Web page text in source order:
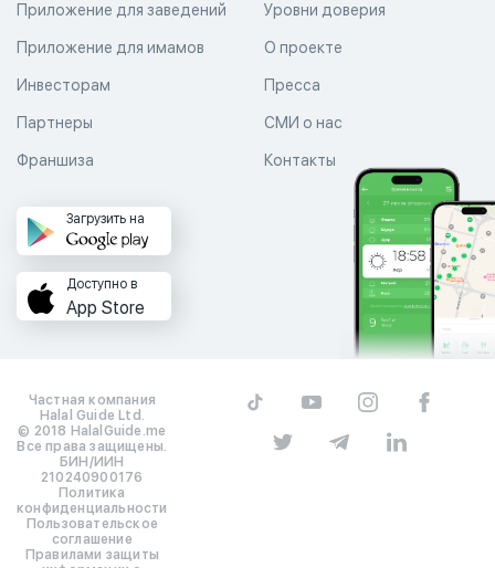
Уровни доверия
Приложение для заведений
Приложение для имамов О проекте
Пресса
СМИ о нас
Контакты
Инвесторам
Партнеры
Франшиза
Загрузить на
Доступно в
App Store
Частная компания
Halal Guide Ltd.
© 2018 HalalGuide.me
Все права защищены.
БИН/ИИН
210240900176
Политика
конфиденциальности
Пользовательское
соглашение
Правилами защиты